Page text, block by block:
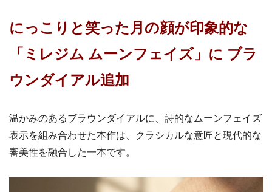
にっこりと笑った月の顔が印象的な
「ミレジム ムーンフェイズ」に ブラ
ウンダイアル追加
温かみのあるブラウンダイアルに、詩的なムーンフェイズ
表示を組み合わせた本作は、クラシカルな意匠と現代的な
審美性を融合した一本です。